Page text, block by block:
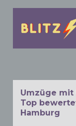
Umzüge
Top
Hamburg